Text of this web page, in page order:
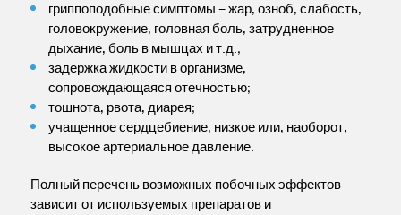
гриппоподобные симптомы – жар, озноб, слабость,
головокружение, головная боль, затрудненное
дыхание, боль в мышцах и т.д.;
задержка жидкости в организме,
сопровождающаяся отечностью;
тошнота, рвота, диарея;
учащенное сердцебиение, низкое или, наоборот,
высокое артериальное давление.
Полный перечень возможных побочных эффектов
зависит от используемых препаратов и